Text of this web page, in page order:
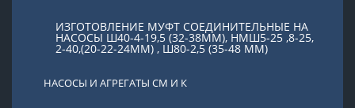
ИЗГОТОВЛЕНИЕ МУФТ СОЕДИНИТЕЛЬНЫЕ НА
НАСОСЫ Ш40-4-19,5 (32-38ММ), НМШ5-25 ,8-25,
2-40,(20-22-24ММ) , Ш80-2,5 (35-48 ММ)
НАСОСЫ И АГРЕГАТЫ СМ И К